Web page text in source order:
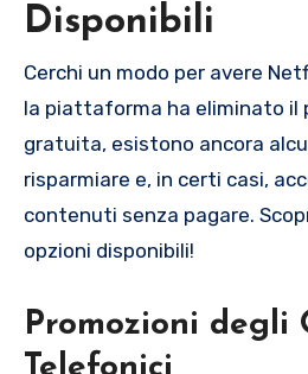
Disponibili
Cerchi un modo per avere
la piattaforma ha eliminato il
gratuita, esistono ancora
risparmiare e, in certi casi,
contenuti senza pagare.
opzioni disponibili!
Promozioni degli